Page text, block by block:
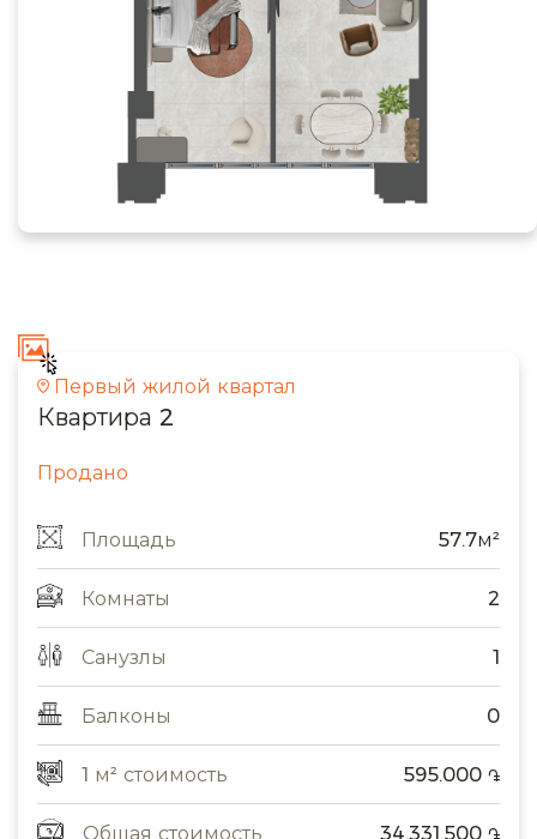
Первый жилой квартал
Квартира 2
Продано
Площадь 57.7м²
Комнаты 2
Санузлы 1
Балконы 0
1 м² стоимость 595.000 ֏
Общая стоимость 34.331.500